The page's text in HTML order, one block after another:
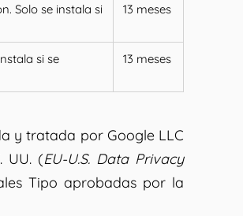
Solo se instala si
13 meses
si se
13 meses
y tratada por Google LLC
UU. (EU-U.S. Data Privacy
Tipo aprobadas por la